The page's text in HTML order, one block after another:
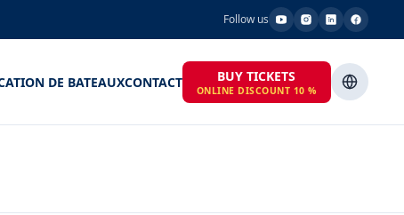
Follow us
DE BATEAUXCONTACT BUY TICKETS
ONLINE DISCOUNT 10 %